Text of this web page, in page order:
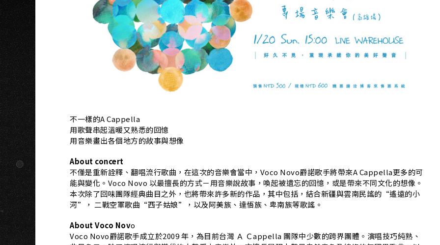
不一樣的A Cappella
用歌聲串起溫暖又熟悉的回憶
用音樂畫出各個地方的故事與想像
About concert
不僅是重新詮釋、翻唱流行歌曲，在這次的音樂會當中，Voco Novo爵諾歌手將帶來A Cappella更多的可
能與變化。Voco Novo 以最擅長的方式－用音樂說故事，喚起被遺忘的回憶，或是帶來不同文化的想像。
本次除了回味團隊經典曲目之外，也將帶來許多新的作品，其中包括，結合新疆與雲南民謠的“遙遠的小
河”， 二戰空軍歌曲“西子姑娘”，以及阿美族、達悟族、卑南族等歌謠。
About Voco Novo
Voco Novo爵諾歌手成立於2009 年，為目前台灣 Ａ Ｃappella 團隊中少數的跨界團體。演唱技巧純熟、